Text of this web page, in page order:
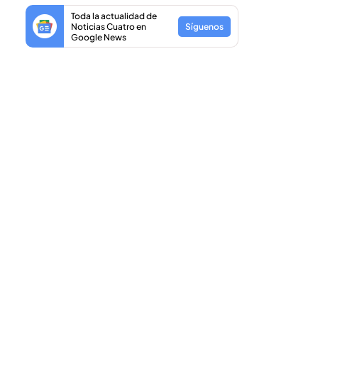
Toda la actualidad de
Noticias Cuatro en
Google News
Síguenos